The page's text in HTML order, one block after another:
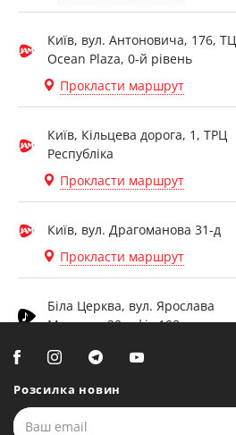
Київ, вул. Антоновича, 176, ТЦ
Ocean Plaza, 0-й рівень
Прокласти маршрут
Київ, Кільцева дорога, 1, ТРЦ
Республіка
Прокласти маршрут
Київ, вул. Драгоманова 31-д
Прокласти маршрут
Біла Церква, вул. Ярослава
Мудрого, 20, офіс 108
Прокласти маршрут
Олександрійський, 82 (вул.
Розсилка новин